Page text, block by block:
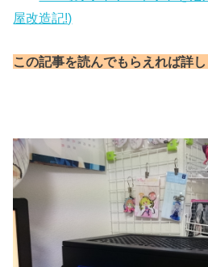
屋改造記!)
この記事を読んでもらえれば詳